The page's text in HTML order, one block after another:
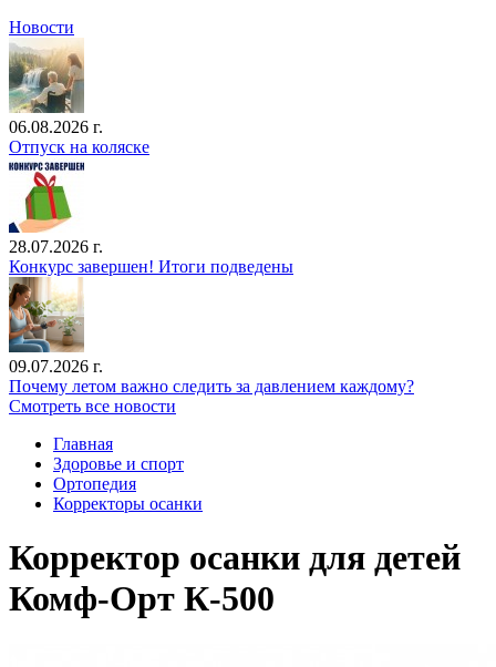
Новости
06.08.2026 г.
Отпуск на коляске
28.07.2026 г.
Конкурс завершен! Итоги подведены
09.07.2026 г.
Почему летом важно следить за давлением каждому?
Смотреть все новости
Главная
Здоровье и спорт
Ортопедия
Корректоры осанки
Корректор осанки для детей
Комф-Орт К-500